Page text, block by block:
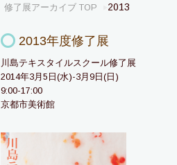
修了展アーカイブ TOP 2013
2013年度修了展
川島テキスタイルスクール修了展
2014年3月5日(水)-3月9日(日)
9:00-17:00
京都市美術館